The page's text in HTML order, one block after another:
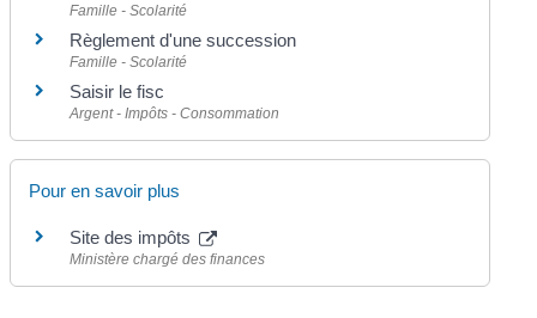
Famille - Scolarité
Règlement d'une succession
Famille - Scolarité
Saisir le fisc
Argent - Impôts - Consommation
Pour en savoir plus
Site des impôts
Ministère chargé des finances